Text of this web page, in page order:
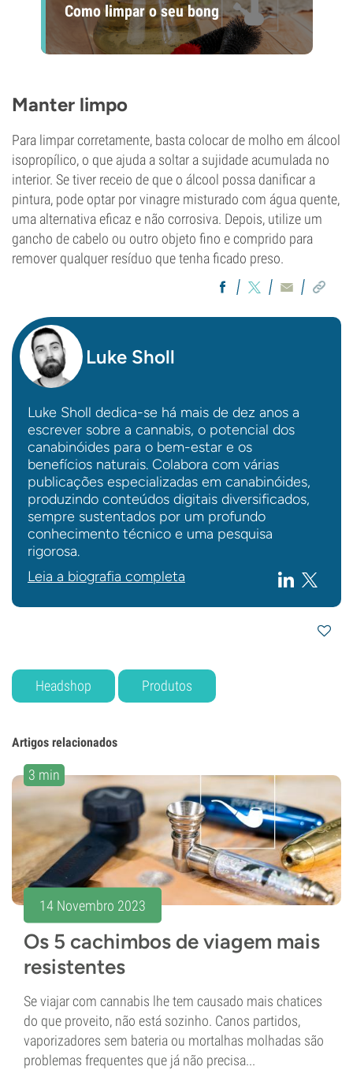
Como limpar o seu bong
Manter limpo
Para limpar corretamente, basta colocar de molho em álcool
isopropílico, o que ajuda a soltar a sujidade acumulada no
interior. Se tiver receio de que o álcool possa danificar a
pintura, pode optar por vinagre misturado com água quente,
uma alternativa eficaz e não corrosiva. Depois, utilize um
gancho de cabelo ou outro objeto fino e comprido para
remover qualquer resíduo que tenha ficado preso.
Luke Sholl
Luke Sholl dedica-se há mais de dez anos a
escrever sobre a cannabis, o potencial dos
canabinóides para o bem-estar e os
benefícios naturais. Colabora com várias
publicações especializadas em canabinóides,
produzindo conteúdos digitais diversificados,
sempre sustentados por um profundo
conhecimento técnico e uma pesquisa
rigorosa.
Leia a biografia completa
Headshop Produtos
Artigos relacionados
3 min
14 Novembro 2023
Os 5 cachimbos de viagem mais
resistentes
Se viajar com cannabis lhe tem causado mais chatices
do que proveito, não está sozinho. Canos partidos,
vaporizadores sem bateria ou mortalhas molhadas são
problemas frequentes que já não precisa...